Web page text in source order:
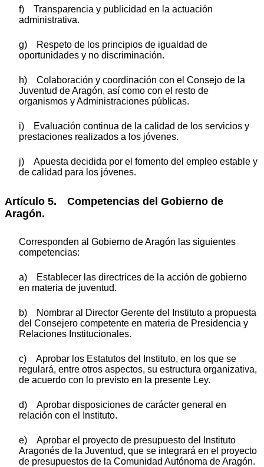
f) Transparencia y publicidad en la actuación
administrativa.
g) Respeto de los principios de igualdad de
oportunidades y no discriminación.
h) Colaboración y coordinación con el Consejo de la
Juventud de Aragón, así como con el resto de
organismos y Administraciones públicas.
i) Evaluación continua de la calidad de los servicios y
prestaciones realizados a los jóvenes.
j) Apuesta decidida por el fomento del empleo estable y
de calidad para los jóvenes.
Artículo 5. Competencias del Gobierno de
Aragón.
Corresponden al Gobierno de Aragón las siguientes
competencias:
a) Establecer las directrices de la acción de gobierno
en materia de juventud.
b) Nombrar al Director Gerente del Instituto a propuesta
del Consejero competente en materia de Presidencia y
Relaciones Institucionales.
c) Aprobar los Estatutos del Instituto, en los que se
regulará, entre otros aspectos, su estructura organizativa,
de acuerdo con lo previsto en la presente Ley.
d) Aprobar disposiciones de carácter general en
relación con el Instituto.
e) Aprobar el proyecto de presupuesto del Instituto
Aragonés de la Juventud, que se integrará en el proyecto
de presupuestos de la Comunidad Autónoma de Aragón.